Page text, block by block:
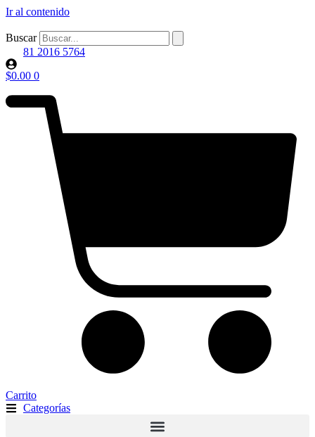
Ir al contenido
Buscar
81 2016 5764
$0.00 0
Carrito
Categorías